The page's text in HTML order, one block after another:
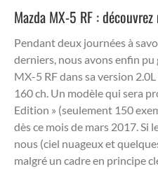
Mazda MX-5 RF :
Pendant deux journées à
derniers, nous avons enfin
MX-5 RF dans sa version
160 ch. Un modèle qui sera
Edition » (seulement 150
dès ce mois de mars 2017. Si
nous (ciel nuageux et
malgré un cadre en principe